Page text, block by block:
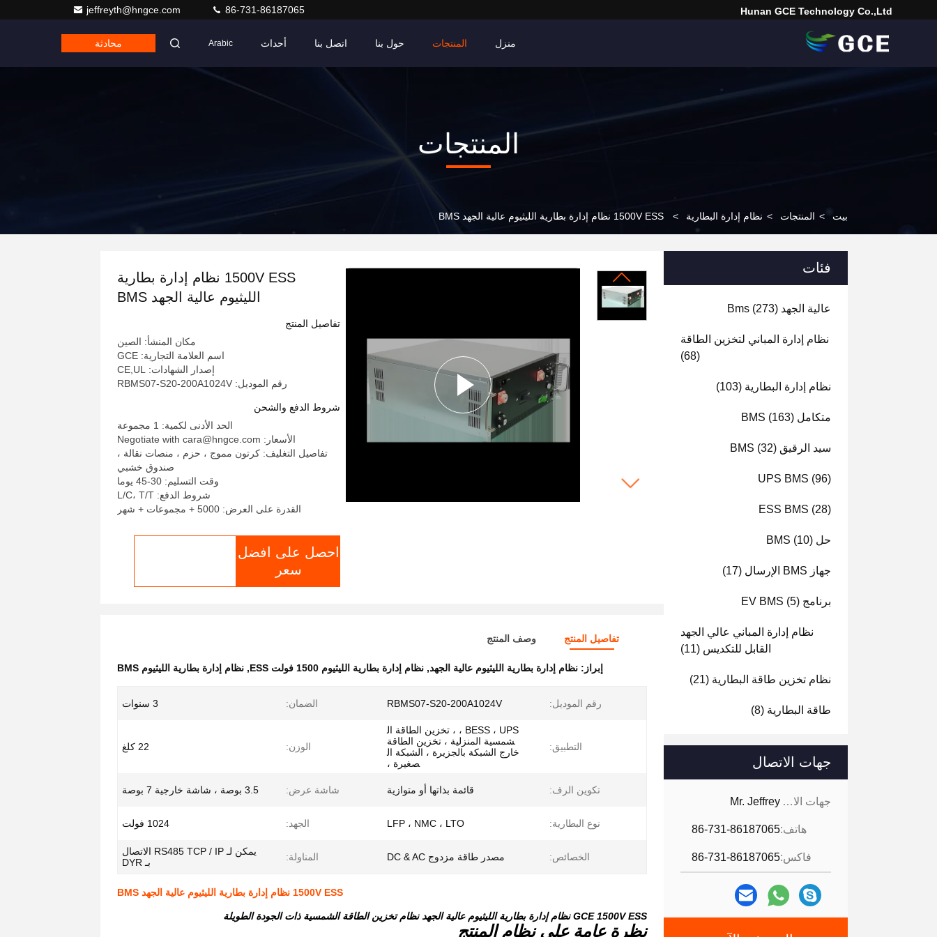
Hunan GCE Technology Co.,Ltd
jeffreyth@hngce.com 86-731-86187065
منزل المنتجات حول بنا اتصل بنا أحداث Arabic محادثة
المنتجات
بيت > المنتجات > نظام إدارة البطارية > 1500V ESS نظام إدارة بطارية الليثيوم عالية الجهد BMS
فئات
عالية الجهد Bms (273)
نظام إدارة المباني لتخزين الطاقة
(68)
نظام إدارة البطارية (103)
متكامل BMS (163)
سيد الرقيق BMS (32)
UPS BMS (96)
ESS BMS (28)
حل BMS (10)
جهاز BMS الإرسال (17)
برنامج EV BMS (5)
نظام إدارة المباني عالي الجهد
القابل للتكديس (11)
نظام تخزين طاقة البطارية (21)
طاقة البطارية (8)
جهات الاتصال
جهات الاتصال: Mr. Jeffrey
هاتف:86-731-86187065
فاكس:86-731-86187065
1500V ESS نظام إدارة بطارية
الليثيوم عالية الجهد BMS
تفاصيل المنتج
مكان المنشأ: الصين
اسم العلامة التجارية: GCE
إصدار الشهادات: CE,UL
رقم الموديل: RBMS07-S20-200A1024V
شروط الدفع والشحن
الحد الأدنى لكمية: 1 مجموعة
الأسعار: Negotiate with cara@hngce.com
تفاصيل التغليف: كرتون مموج ، حزم ، منصات نقالة ،
صندوق خشبي
وقت التسليم: 30-45 يوما
شروط الدفع: L/C، T/T
القدرة على العرض: 5000 + مجموعات + شهر
احصل على افضل
سعر
تفاصيل المنتج وصف المنتج
إبراز: نظام إدارة بطارية الليثيوم عالية الجهد, نظام إدارة بطارية الليثيوم 1500 فولت ESS , نظام إدارة بطارية الليثيوم BMS
رقم الموديل: RBMS07-S20-200A1024V الضمان: 3 سنوات
التطبيق:
BESS ، UPS ، ، تخزين الطاقة ال
شمسية المنزلية ، تخزين الطاقة
خارج الشبكة بالجزيرة ، الشبكة ال
صغيرة ،
الوزن: 22 كلغ
تكوين الرف: قائمة بذاتها أو متوازية شاشة عرض: 3.5 بوصة ، شاشة خارجية 7 بوصة
نوع البطارية: LFP ، NMC ، LTO الجهد: 1024 فولت
الخصائص: مصدر طاقة مزدوج DC & AC المناولة:
يمكن لـ RS485 TCP / IP الاتصال
بـ DYR
1500V ESS نظام إدارة بطارية الليثيوم عالية الجهد BMS
GCE 1500V ESS نظام إدارة بطارية الليثيوم عالية الجهد نظام تخزين الطاقة الشمسية ذات الجودة الطويلة
نظرة عامة على نظام المنتج